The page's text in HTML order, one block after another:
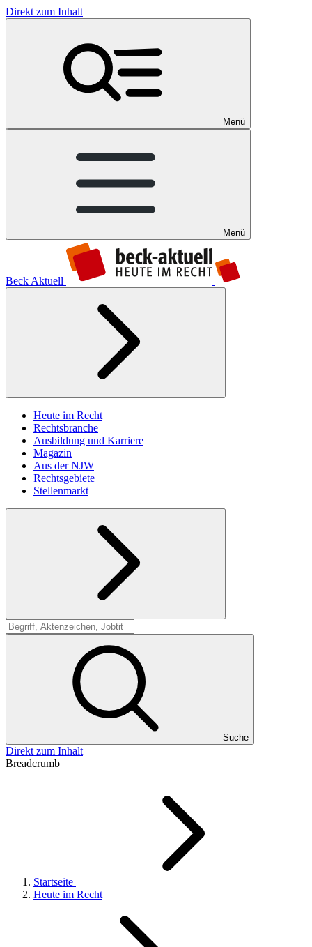
Direkt zum Inhalt
Menü
Menü
Beck Aktuell
Heute im Recht
Rechtsbranche
Ausbildung und Karriere
Magazin
Aus der NJW
Rechtsgebiete
Stellenmarkt
Suche
Suche
Direkt zum Inhalt
Breadcrumb
Startseite
Heute im Recht